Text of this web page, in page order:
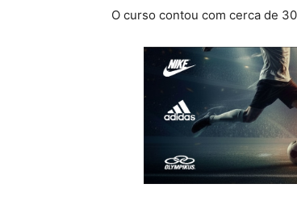
O curso contou com cerca de